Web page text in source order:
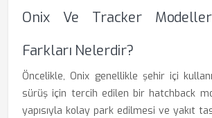
Onix Ve Tracker
Farkları Nelerdir?
Öncelikle, Onix genellikle şehir içi
sürüş için tercih edilen bir hatchback
yapısıyla kolay park edilmesi ve yakıt